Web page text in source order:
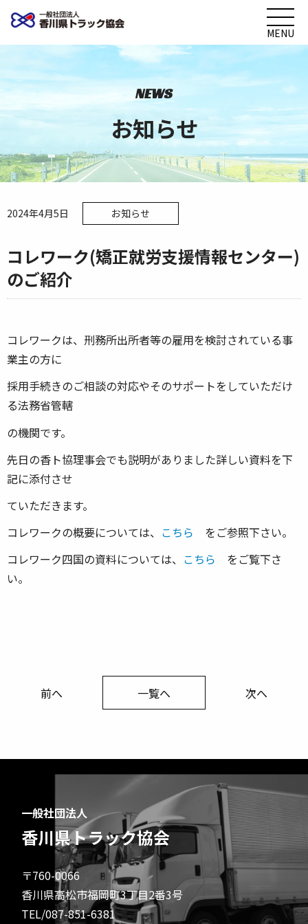
MENU
NEWS
お知らせ
2024年4月5日 お知らせ
コレワーク(矯正就労支援情報センター)
のご紹介
コレワークは、刑務所出所者等の雇用を検討されている事
業主の方に
採用手続きのご相談の対応やそのサポートをしていただけ
る法務省管轄
の機関です。
先日の香ト協理事会でも説明がありました詳しい資料を下
記に添付させ
ていただきます。
コレワークの概要については、 こちら をご参照下さい。
コレワーク四国の資料については、 こちら をご覧下さ
い。
前へ 一覧へ 次へ
一般社団法人
香川県トラック協会
〒760-0066
香川県高松市福岡町3丁目2番3号
TEL/087-851-6381